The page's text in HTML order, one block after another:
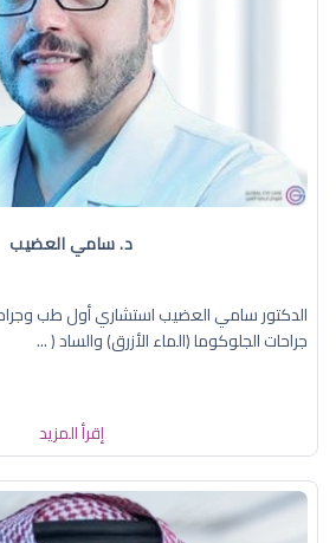
د. سامي العضيب
الدكتور سامي العضيب استشاري أول طب
جراحات الجلوكوما (الماء الأزرق) والساد ( ...
إقرأ المزيد